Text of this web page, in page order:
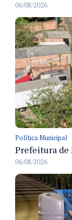
06/08/2026
Política Municipal
06/08/2026